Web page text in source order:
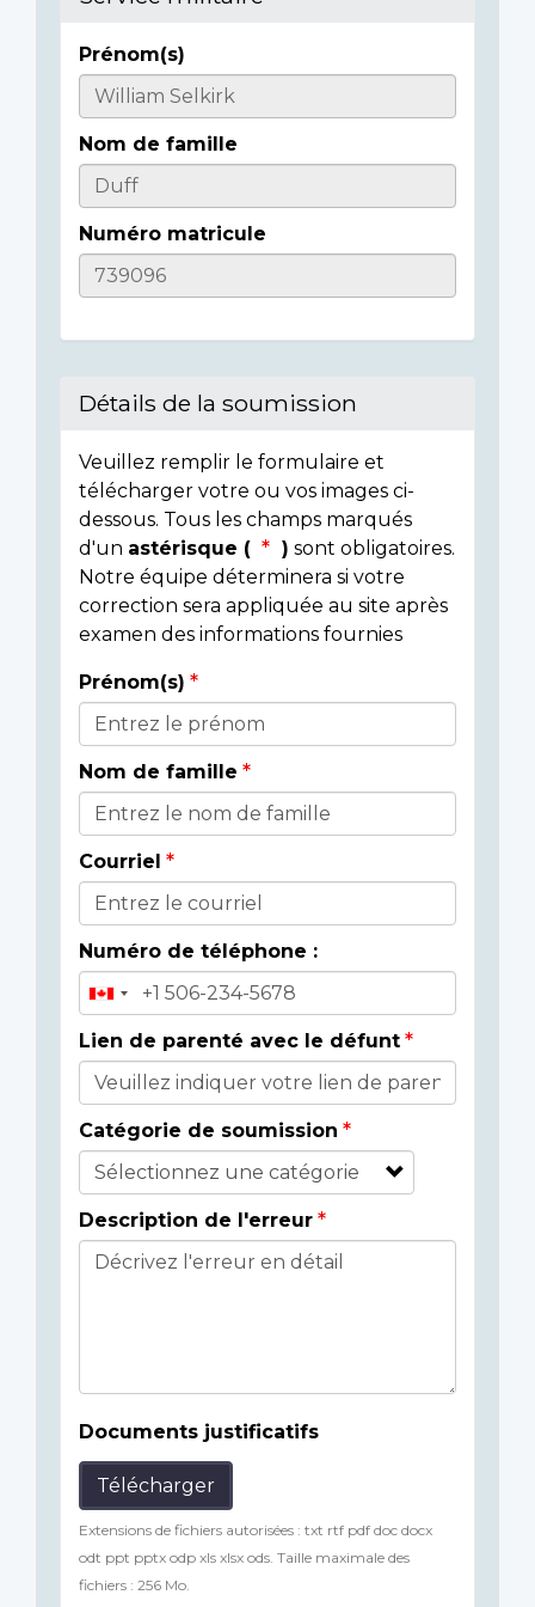
Casualty
Details
Prénom(s)
Nom de famille
Numéro matricule
Détails de la soumission
Veuillez remplir le formulaire et
télécharger votre ou vos images ci-
dessous. Tous les champs marqués
d'un astérisque ( ) sont obligatoires.
Notre équipe déterminera si votre
correction sera appliquée au site après
examen des informations fournies
Donor
Details
Prénom(s)
Nom de famille
Courriel
Numéro de téléphone :
Lien de parenté avec le défunt
Catégorie de soumission
Description de l'erreur
Documents justificatifs
Télécharger
Extensions de fichiers autorisées : txt rtf pdf doc docx
odt ppt pptx odp xls xlsx ods. Taille maximale des
fichiers : 256 Mo.